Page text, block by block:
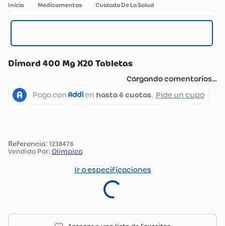
Medicamentos Cuidado De La Salud
Dimard 400 Mg X20 Tabletas
Cargando comentarios…
: 1238476
Vendido Por: Olimpica
Ir a especificaciones